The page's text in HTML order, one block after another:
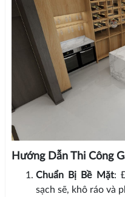
Hướng Dẫn Thi Công
Chuẩn Bị Bề Mặt:
sạch sẽ, khô ráo và